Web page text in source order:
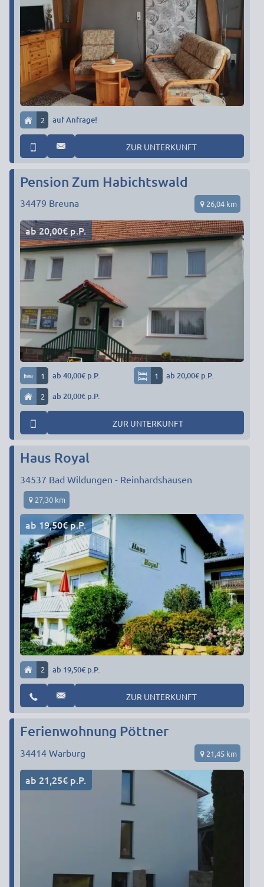
2 auf Anfrage!
ZUR UNTERKUNFT
Pension Zum Habichtswald
34479 Breuna 26,04 km
ab 20,00€ p.P.
1 ab 40,00€ p.P. 1 ab 20,00€ p.P.
2 ab 20,00€ p.P.
ZUR UNTERKUNFT
Haus Royal
34537 Bad Wildungen - Reinhardshausen
27,30 km
ab 19,50€ p.P.
2 ab 19,50€ p.P.
ZUR UNTERKUNFT
Ferienwohnung Pöttner
34414 Warburg 21,45 km
ab 21,25€ p.P.